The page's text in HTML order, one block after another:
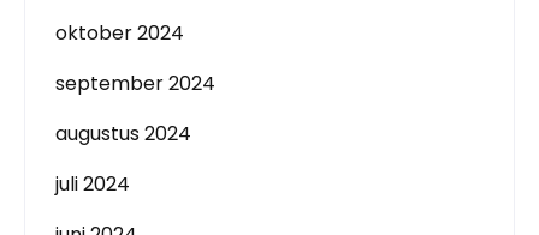
oktober 2024
september 2024
augustus 2024
juli 2024